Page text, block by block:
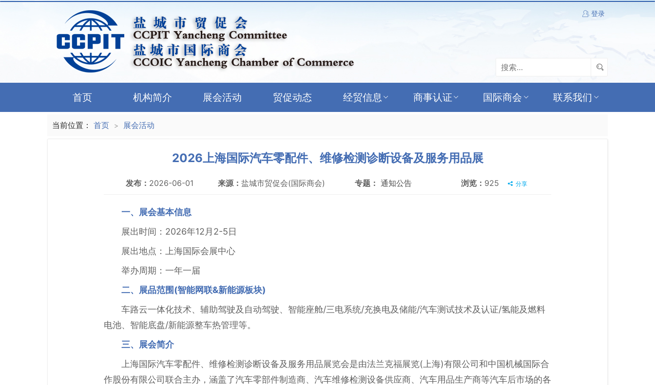
登录
首页 机构简介 展会活动 贸促动态 经贸信息 商事认证 国际商会 联系我们
当前位置： 首页 > 展会活动
2026上海国际汽车零配件、维修检测诊断设备及服务用品展
发布： 2026-06-01 来源：盐城市贸促会(国际商会) 专题： 通知公告 浏览： 925 分享
一、展会基本信息
展出时间：2026年12月2-5日
展出地点：上海国际会展中心
举办周期：一年一届
二、展品范围(智能网联&新能源板块)
车路云一体化技术、辅助驾驶及自动驾驶、智能座舱/三电系统/充换电及储能/汽车测试技术及认证/氢能及燃料
电池、智能底盘/新能源整车热管理等。
三、展会简介
上海国际汽车零配件、维修检测诊断设备及服务用品展览会是由法兰克福展览(上海)有限公司和中国机械国际合
作股份有限公司联合主办，涵盖了汽车零部件制造商、汽车维修检测设备供应商、汽车用品生产商等汽车后市场的各